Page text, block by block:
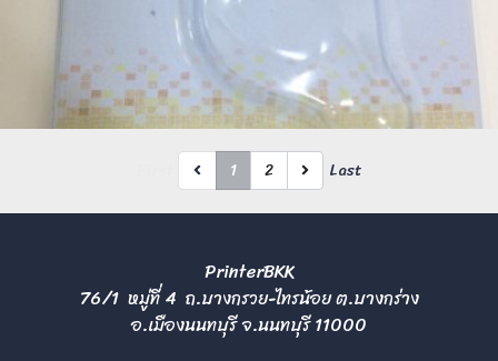
1 2 Last
PrinterBKK
76/1 หมู่ที่ 4 ถ.บางกรวย-ไทรน้อย ต.บางกร่าง
อ.เมืองนนทบุรี จ.นนทบุรี 11000